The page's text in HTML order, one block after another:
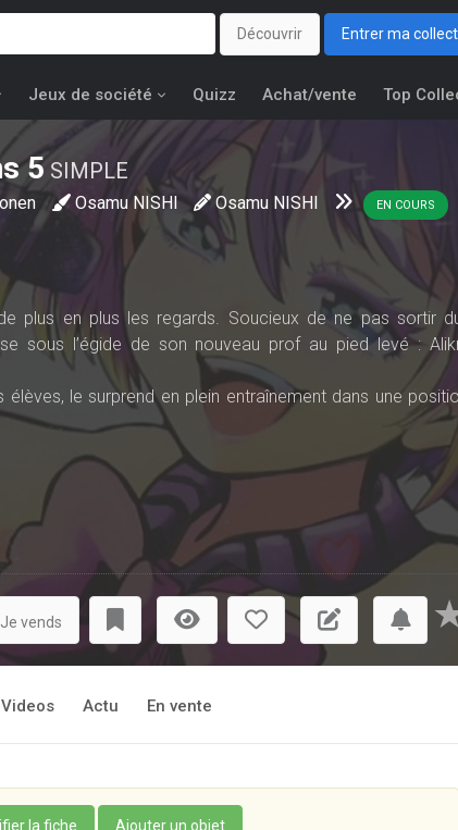
Découvrir Entrer ma
Jeux de société Quizz Achat/vente Top
5 SIMPLE
Osamu NISHI Osamu NISHI EN COURS
plus en plus les regards. Soucieux de ne pas sortir
sous l’égide de son nouveau prof au pied levé :
élèves, le surprend en plein entraînement dans une
Je vends
Videos Actu En vente
la fiche Ajouter un objet